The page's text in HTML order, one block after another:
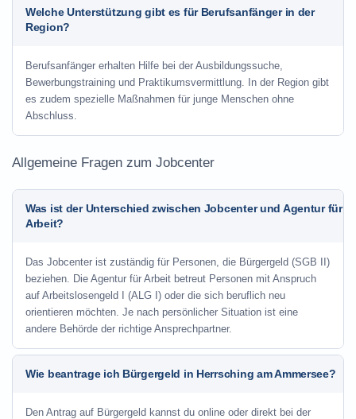
Welche Unterstützung gibt es für Berufsanfänger in der
Region?
Berufsanfänger erhalten Hilfe bei der Ausbildungssuche,
Bewerbungstraining und Praktikumsvermittlung. In der Region gibt
es zudem spezielle Maßnahmen für junge Menschen ohne
Abschluss.
Allgemeine Fragen zum Jobcenter
Was ist der Unterschied zwischen Jobcenter und Agentur für
Arbeit?
Das Jobcenter ist zuständig für Personen, die Bürgergeld (SGB II)
beziehen. Die Agentur für Arbeit betreut Personen mit Anspruch
auf Arbeitslosengeld I (ALG I) oder die sich beruflich neu
orientieren möchten. Je nach persönlicher Situation ist eine
andere Behörde der richtige Ansprechpartner.
Wie beantrage ich Bürgergeld in Herrsching am Ammersee?
Den Antrag auf Bürgergeld kannst du online oder direkt bei der